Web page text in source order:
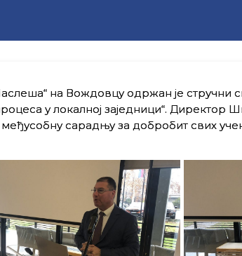
на Вождовцу одржан је стручни
у локалној заједници“. Директор
међусобну сарадњу за добробит свих